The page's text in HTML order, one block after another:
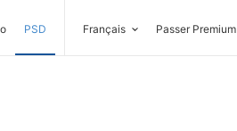
PSD Français Passer Premium